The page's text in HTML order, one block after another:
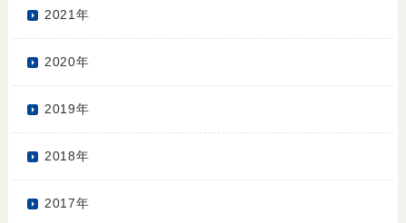
2021年
2020年
2019年
2018年
2017年